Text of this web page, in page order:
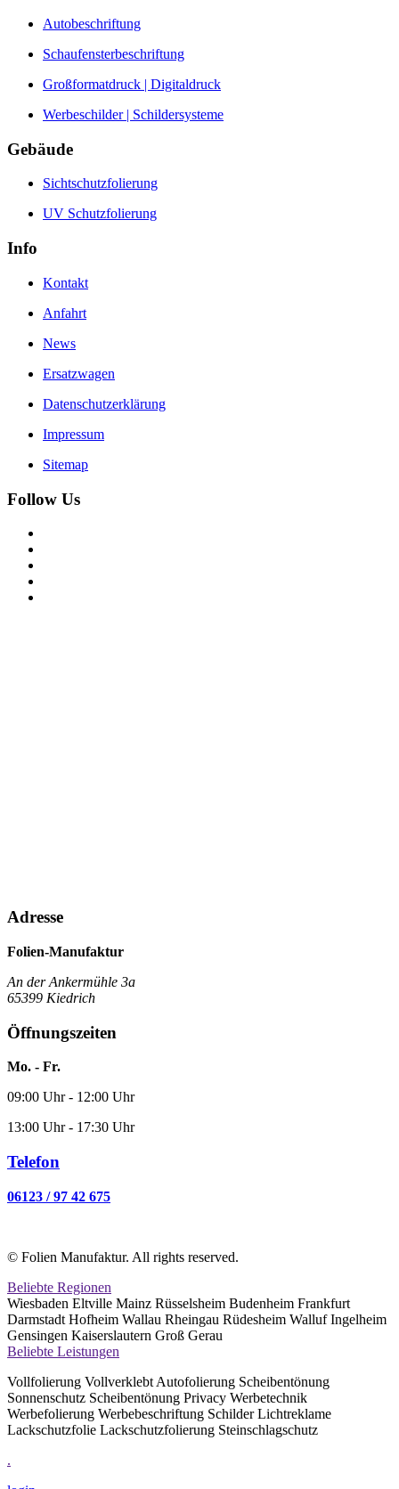
Autobeschriftung
Schaufensterbeschriftung
Großformatdruck | Digitaldruck
Werbeschilder | Schildersysteme
Gebäude
Sichtschutzfolierung
UV Schutzfolierung
Info
Kontakt
Anfahrt
News
Ersatzwagen
Datenschutzerklärung
Impressum
Sitemap
Follow Us
Adresse
Folien-Manufaktur
An der Ankermühle 3a
65399 Kiedrich
Öffnungszeiten
Mo. - Fr.
09:00 Uhr - 12:00 Uhr
13:00 Uhr - 17:30 Uhr
Telefon
06123 / 97 42 675
© Folien Manufaktur. All rights reserved.
Beliebte Regionen
Wiesbaden Eltville Mainz Rüsselsheim Budenheim Frankfurt
Darmstadt Hofheim Wallau Rheingau Rüdesheim Walluf Ingelheim
Gensingen Kaiserslautern Groß Gerau
Beliebte Leistungen
Vollfolierung Vollverklebt Autofolierung Scheibentönung
Sonnenschutz Scheibentönung Privacy Werbetechnik
Werbefolierung Werbebeschriftung Schilder Lichtreklame
Lackschutzfolie Lackschutzfolierung Steinschlagschutz
.